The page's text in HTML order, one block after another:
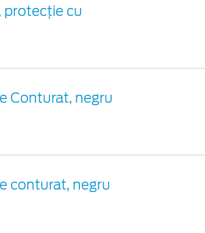
protecție cu
Conturat, negru
conturat, negru